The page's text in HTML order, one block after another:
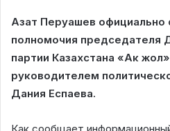
Азат Перуашев официально
полномочия председателя
партии Казахстана «Ак
руководителем
Дания Еспаева.